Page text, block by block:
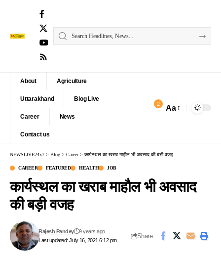
About Agriculture
Uttarakhand Blog Live
Career News
Contact us
2 Aa
NEWSLIVE24x7 > Blog > Career> कार्यस्थल का खराब माहौल भी अवसाद की बड़ी वजह
CAREER FEATURED HEALTH JOB
कार्यस्थल का खराब माहौल भी अवसाद
की बड़ी वजह
Last updated: July 16, 2021 6:12 pm
Rajesh Pandey 9 years ago
Share